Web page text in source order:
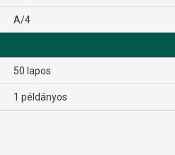
A/4
50 lapos
1 példányos